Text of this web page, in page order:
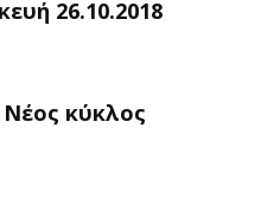
26.10.2018
Νέος κύκλος